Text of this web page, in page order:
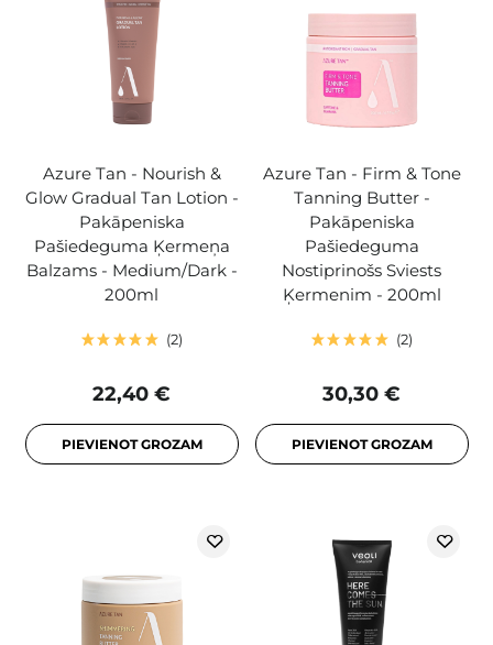
Azure Tan - Nourish &
Glow Gradual Tan Lotion -
Pakāpeniska
Pašiedeguma Ķermeņa
Balzams - Medium/Dark -
200ml
2
22,40 €
PIEVIENOT GROZAM
Azure Tan - Firm & Tone
Tanning Butter -
Pakāpeniska
Pašiedeguma
Nostiprinošs Sviests
Ķermenim - 200ml
2
30,30 €
PIEVIENOT GROZAM